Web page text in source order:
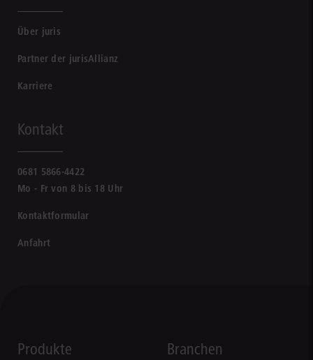
Über juris
Partner der jurisAllianz
Karriere
Kontakt
0681 5866-4422
Mo - Fr von 8 bis 18 Uhr
Kontaktformular
Anfahrt
Produkte Branchen